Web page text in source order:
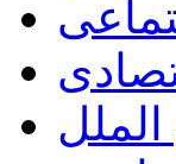
الملل